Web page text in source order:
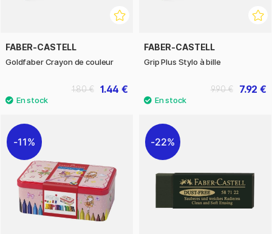
FABER-CASTELL
Goldfaber Crayon de couleur
1.44 €
1.80 €
FABER-CASTELL
Grip Plus Stylo à bille
7.92 €
9.90 €
11% 22%